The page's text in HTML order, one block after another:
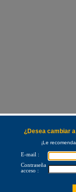
¿Desea cambiar
¡Le
E-mail :
Contraseña
acceso :